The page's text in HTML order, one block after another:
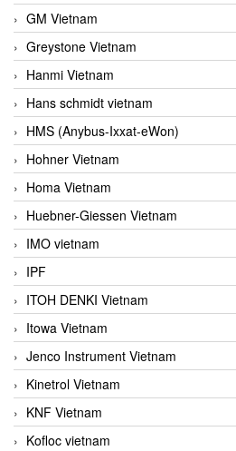
GM Vietnam
Greystone Vietnam
Hanmi Vietnam
Hans schmidt vietnam
HMS (Anybus-Ixxat-eWon)
Hohner Vietnam
Homa Vietnam
Huebner-Giessen Vietnam
IMO vietnam
IPF
ITOH DENKI Vietnam
Itowa Vietnam
Jenco Instrument Vietnam
Kinetrol Vietnam
KNF Vietnam
Kofloc vietnam